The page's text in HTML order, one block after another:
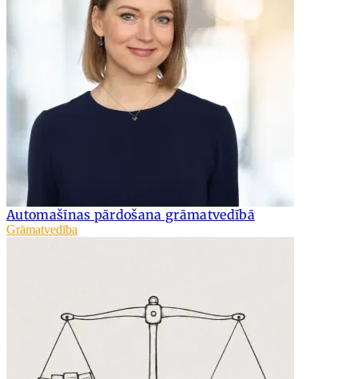
Automašīnas pārdošana grāmatvedībā
Grāmatvedība